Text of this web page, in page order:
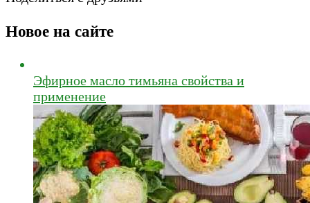
Новое на сайте
Эфирное масло тимьяна свойства и
применение